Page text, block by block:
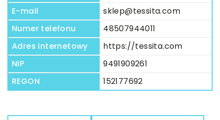
E-mail
sklep@tessita.com
Numer telefonu
48507944011
Adres internetowy
https://tessita.com
NIP
9491909261
REGON
152177692